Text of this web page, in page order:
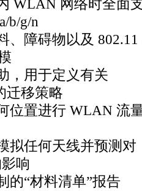
WLAN 网络时全面
b/g/n
、障碍物以及 802.11
，用于定义有关
迁移策略
位置进行 WLAN 流
拟任何天线并预测对
响
的“材料清单”报告